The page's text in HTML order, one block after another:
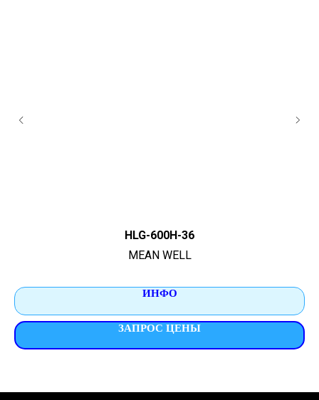
HLG-600H-36
MEAN WELL
ИНФО
ЗАПРОС ЦЕНЫ